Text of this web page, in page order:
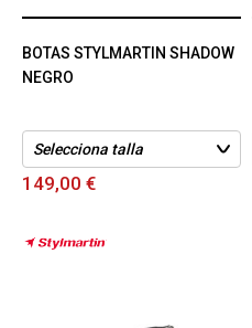
BOTAS STYLMARTIN SHADOW
NEGRO
149,00 €